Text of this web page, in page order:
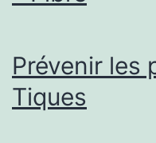
Prévenir les
Tiques